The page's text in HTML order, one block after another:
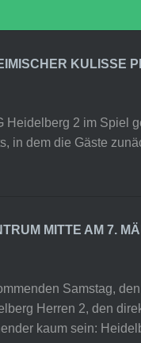
KULISSE
2 im Spiel
in dem die Gäste
MITTE AM 7.
Samstag,
Herren 2, den
kaum sein: